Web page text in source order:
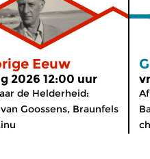
Eeuw
2026 12:00 uur
de Helderheid:
Goossens, Braunfels